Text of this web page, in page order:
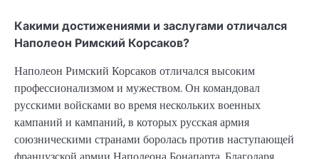
Какими достижениями и заслугами отличался
Наполеон Римский Корсаков?
Наполеон Римский Корсаков отличался высоким
профессионализмом и мужеством. Он командовал
русскими войсками во время нескольких военных
кампаний и кампаний, в которых русская армия
союзническими странами боролась против наступающей